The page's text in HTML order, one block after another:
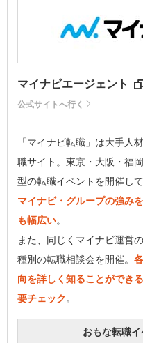
マイナビエージェント
公式サイトへ行く
「マイナビ転職」は大手人
職サイト。東京・大阪・福
型の転職イベントを開催して
マイナビ・グループの強み
も幅広い。
また、同じくマイナビ運営
種別の転職相談会を開催。
向を詳しく知ることができ
要チェック 。
おもな転職